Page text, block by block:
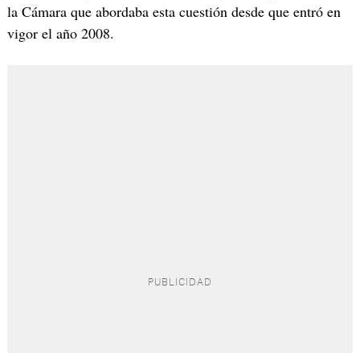
la Cámara que abordaba esta cuestión desde que entró en
vigor el año 2008.